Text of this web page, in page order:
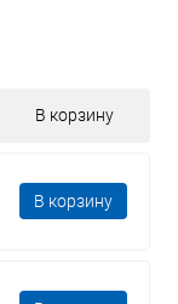
В корзину
В корзину